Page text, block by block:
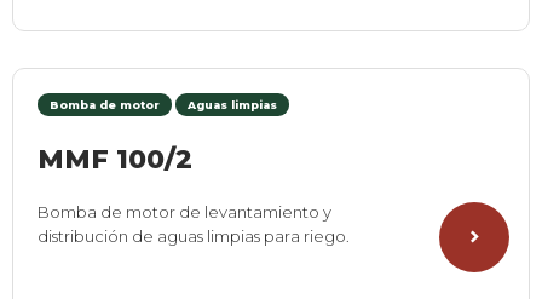
Bomba de motor Aguas limpias
MMF 100/2
Bomba de motor de levantamiento y
distribución de aguas limpias para riego.